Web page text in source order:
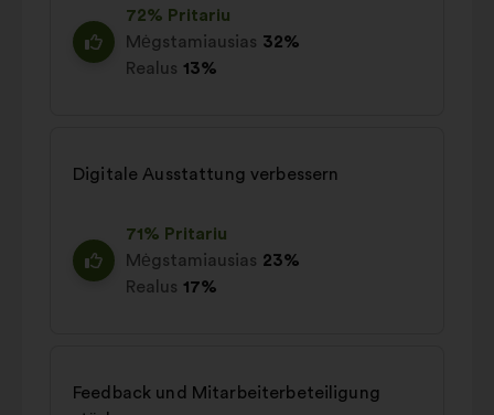
72% Pritariu
Mėgstamiausias 32%
Realus 13%
Digitale Ausstattung verbessern
71% Pritariu
Mėgstamiausias 23%
Realus 17%
Feedback und Mitarbeiterbeteiligung